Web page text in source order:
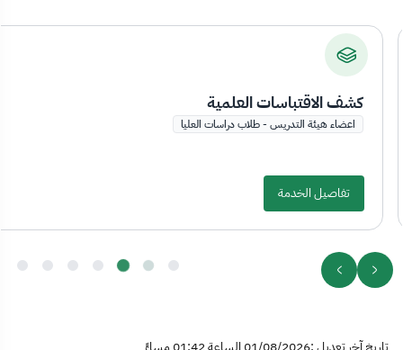
كشف الاقتباسات العلمية
اعضاء هيئة التدريس - طلاب دراسات العليا
تفاصيل الخدمة